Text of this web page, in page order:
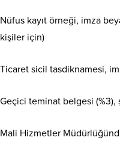
Nüfus kayıt örneği, imza
kişiler için)
Ticaret sicil tasdiknamesi,
Geçici teminat belgesi
Mali Hizmetler